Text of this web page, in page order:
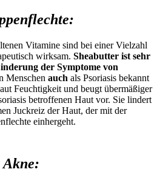
Vitamine sind bei einer Vielzahl
wirksam. Sheabutter ist sehr
der Symptome von
Menschen auch als Psoriasis bekannt
Feuchtigkeit und beugt übermäßiger
betroffenen Haut vor. Sie lindert
Juckreiz der Haut, der mit der
einhergeht.
Akne: